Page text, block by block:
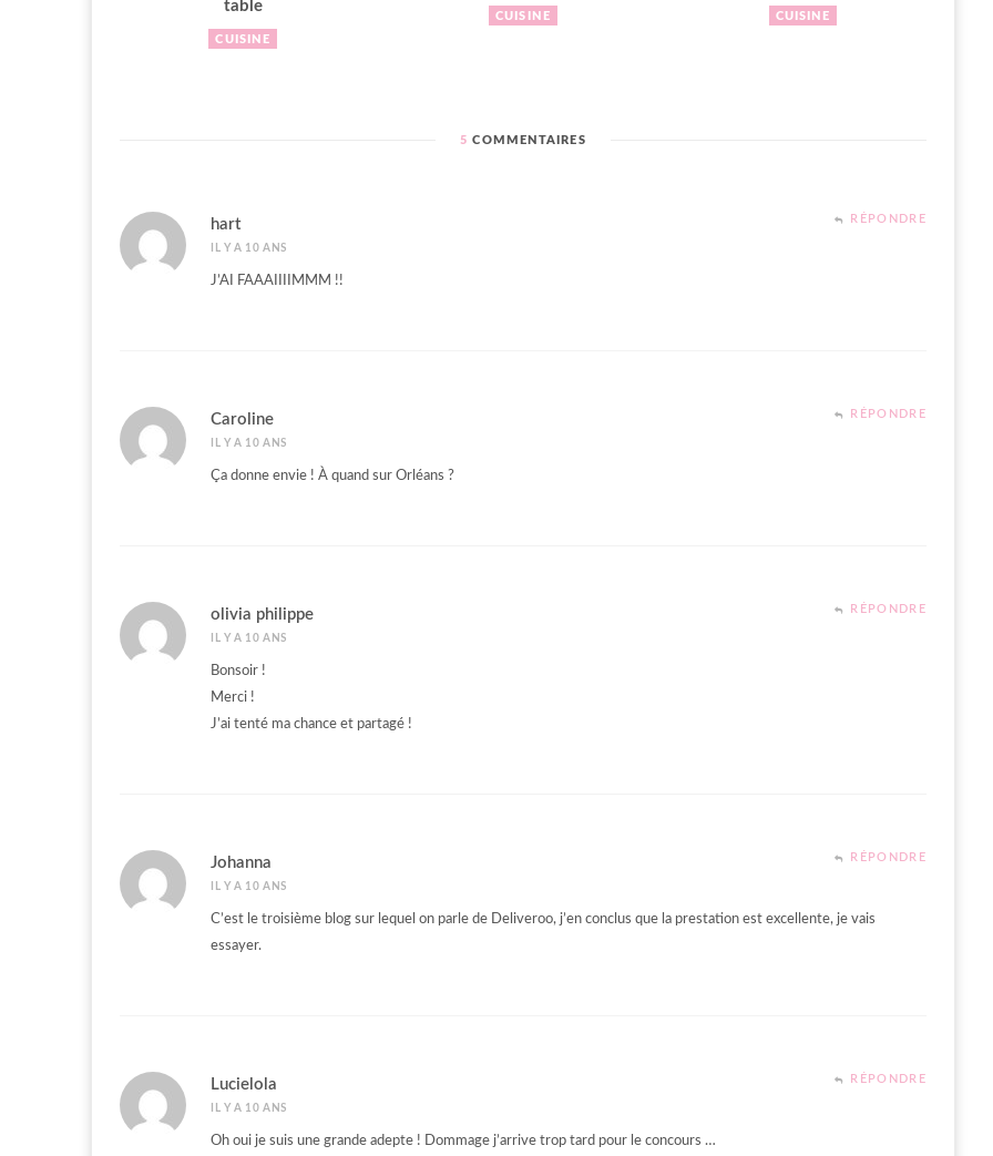
table
CUISINE
CUISINE CUISINE
5 COMMENTAIRES
hart
IL Y A 10 ANS
RÉPONDRE
J’AI FAAAIIIIMMM !!
Caroline
IL Y A 10 ANS
RÉPONDRE
Ça donne envie ! À quand sur Orléans ?
olivia philippe
IL Y A 10 ANS
RÉPONDRE
Bonsoir !
Merci !
J’ai tenté ma chance et partagé !
Johanna
IL Y A 10 ANS
RÉPONDRE
C’est le troisième blog sur lequel on parle de Deliveroo, j’en conclus que la prestation est excellente, je vais
essayer.
Lucielola
IL Y A 10 ANS
RÉPONDRE
Oh oui je suis une grande adepte ! Dommage j’arrive trop tard pour le concours …